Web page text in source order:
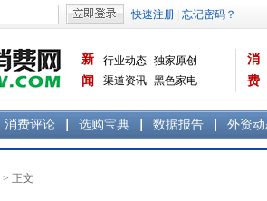
新
闻
行业动态 独家原创
渠道资讯 黑色家电
消
费
消费评论 选购宝典 数据报告 外资
> 正文